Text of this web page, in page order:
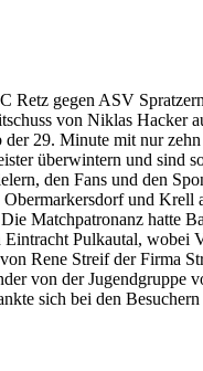
Retz gegen ASV
von Niklas Hacker
29. Minute mit nur
überwintern und sind
den Fans und den
und Krell
Matchpatronanz hatte
Pulkautal, wobei
Rene Streif der Firma
von der Jugendgruppe
sich bei den